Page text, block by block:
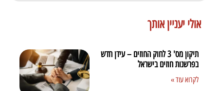
אולי יעניין אותך
תיקון מס' 3 לחוק החוזים – עידן חדש
בפרשנות חוזים בישראל
לקרוא עוד »